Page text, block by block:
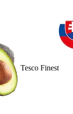
Tesco Finest